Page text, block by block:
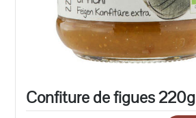
Confiture de figues 220g